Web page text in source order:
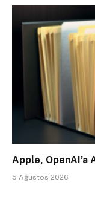
Apple,
5 Ağustos 2026